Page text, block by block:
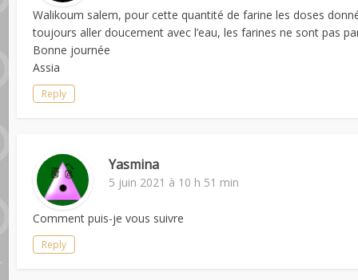
Walikoum salem, pour cette quantité de farine les doses
toujours aller doucement avec l’eau, les farines ne sont pas
Bonne journée
Assia
Reply
Yasmina
5 juin 2021 à 10 h 51 min
Comment puis-je vous suivre
Reply